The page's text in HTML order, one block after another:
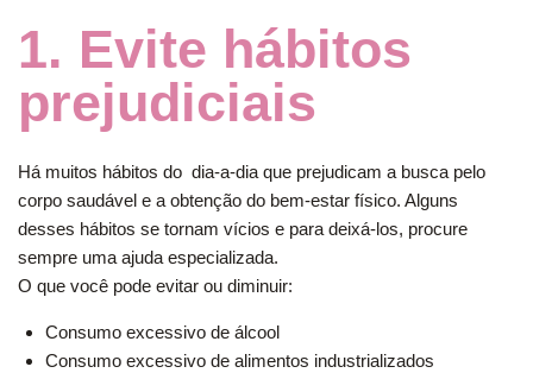
1. Evite hábitos
prejudiciais
Há muitos hábitos do dia-a-dia que prejudicam a busca pelo
corpo saudável e a obtenção do bem-estar físico. Alguns
desses hábitos se tornam vícios e para deixá-los, procure
sempre uma ajuda especializada.
O que você pode evitar ou diminuir:
Consumo excessivo de álcool
Consumo excessivo de alimentos industrializados